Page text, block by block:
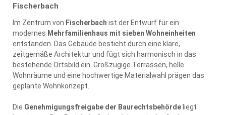
Fischerbach
Im Zentrum von Fischerbach ist der Entwurf für ein
modernes Mehrfamilienhaus mit sieben Wohneinheiten
entstanden. Das Gebäude besticht durch eine klare,
zeitgemäße Architektur und fügt sich harmonisch in das
bestehende Ortsbild ein. Großzügige Terrassen, helle
Wohnräume und eine hochwertige Materialwahl prägen das
geplante Wohnkonzept.
Die Genehmigungsfreigabe der Baurechtsbehördeliegt